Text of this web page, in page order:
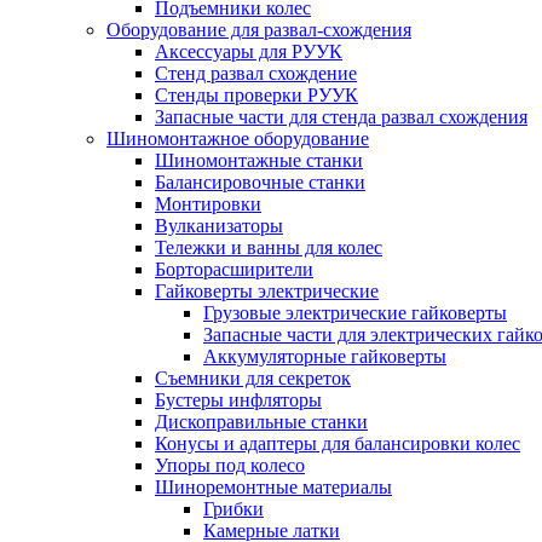
Подъемники колес
Оборудование для развал-схождения
Аксессуары для РУУК
Стенд развал схождение
Стенды проверки РУУК
Запасные части для стенда развал схождения
Шиномонтажное оборудование
Шиномонтажные станки
Балансировочные станки
Монтировки
Вулканизаторы
Тележки и ванны для колес
Борторасширители
Гайковерты электрические
Грузовые электрические гайковерты
Запасные части для электрических
Аккумуляторные гайковерты
Съемники для секреток
Бустеры инфляторы
Дископравильные станки
Конусы и адаптеры для балансировки колес
Упоры под колесо
Шиноремонтные материалы
Грибки
Камерные латки